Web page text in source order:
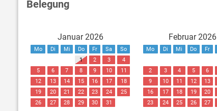
Belegung
Januar 2026
Mo Di Mi Do Fr Sa
So
1
2 3
4
5
6 7 8 9 10
11
12
13 14 15 16 17
18
19
20 21 22 23 24
25
26
27 28 29 30 31
Februar 2026
Mo Di Mi Do Fr
2
3 4 5 6
9
10 11 12 13
16
17 18 19 20
23
24 25 26 27